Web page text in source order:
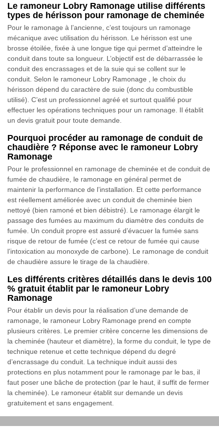
Le ramoneur Lobry Ramonage utilise différents
types de hérisson pour ramonage de cheminée
Pour le ramonage à l’ancienne, c’est toujours un ramonage
mécanique avec utilisation du hérisson. Le hérisson est une
brosse étoilée, fixée à une longue tige qui permet d’atteindre le
conduit dans toute sa longueur. L’objectif est de débarrassée le
conduit des encrassages et de la suie qui se collent sur le
conduit. Selon le ramoneur Lobry Ramonage , le choix du
hérisson dépend du caractère de suie (donc du combustible
utilisé). C’est un professionnel agréé et surtout qualifié pour
effectuer les opérations techniques pour un ramonage. Il établit
un devis gratuit pour toute demande.
Pourquoi procéder au ramonage de conduit de
chaudière ? Réponse avec le ramoneur Lobry
Ramonage
Pour le professionnel en ramonage de cheminée et de conduit de
fumée de chaudière, le ramonage en général permet de
maintenir la performance de l’installation. Et cette performance
est réellement améliorée avec un conduit de cheminée bien
nettoyé (bien ramoné et bien débistré). Le ramonage élargit le
passage des fumées au maximum du diamètre des conduits de
fumée. Un conduit propre est assuré d’évacuer la fumée sans
risque de retour de fumée (c’est ce retour de fumée qui cause
l’intoxication au monoxyde de carbone). Le ramonage de conduit
de chaudière assure le tirage de la chaudière.
Les différents critères détaillés dans le devis 100
% gratuit établit par le ramoneur Lobry
Ramonage
Pour établir un devis pour la réalisation d’une demande de
ramonage, le ramoneur Lobry Ramonage prend en compte
plusieurs critères. Le premier critère concerne les dimensions de
la cheminée (hauteur et diamètre), la forme du conduit, le type de
technique retenue et cette technique dépend du degré
d’encrassage du conduit. La technique induit aussi des
protections en plus notamment pour le ramonage par le bas, il
faut poser une bâche de protection (par le haut, il suffit de fermer
la cheminée). Le ramoneur établit sur demande un devis
gratuitement et sans engagement.